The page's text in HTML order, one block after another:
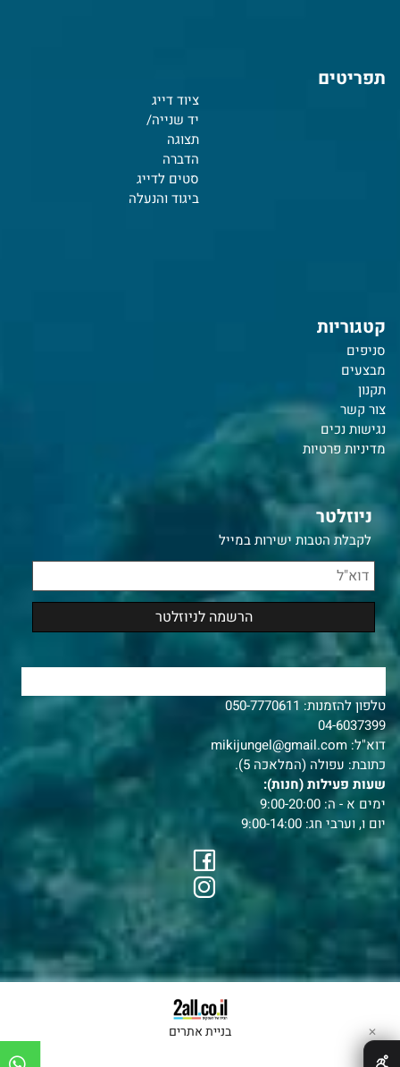
תפריטים
ציוד דייג
יד שנייה/
תצוגה
הדברה
סטים לדייג
ביגוד והנעלה
קטגוריות
סניפים
מבצעים
תקנון
צור קשר
נגישות נכים
מדיניות פרטיות
ניוזלטר
לקבלת הטבות ישירות במייל
טלפון להזמנות:050-7770611
04-6037399
דוא"ל: mikijungel@gmail.com
כתובת: עפולה (המלאכה 5).
שעות פעילות (חנות):
ימים א - ה: 9:00-20:00
יום ו, וערבי חג: 9:00-14:00
בניית אתרים ✕